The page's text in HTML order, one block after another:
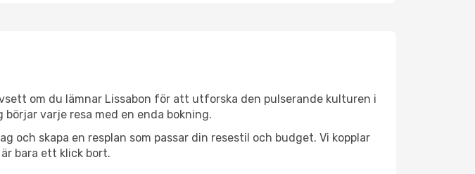
om du lämnar Lissabon för att utforska den pulserande kulturen i
varje resa med en enda bokning.
skapa en resplan som passar din resestil och budget. Vi kopplar
bara ett klick bort.